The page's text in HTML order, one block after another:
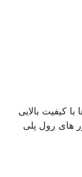
کیفیت بالایی
های رول پلی